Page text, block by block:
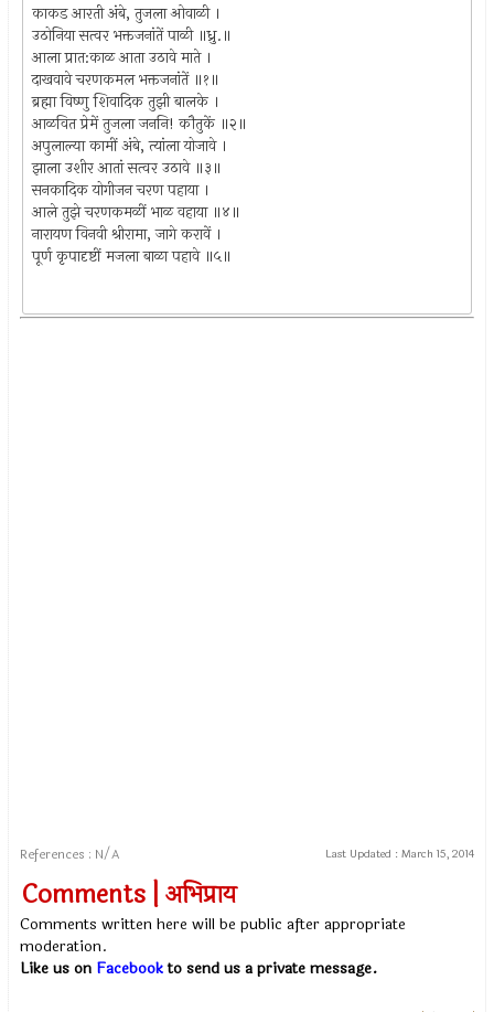
काकड आरती अंबे, तुजला ओवाळी ।
उठोनिया सत्वर भक्तजनांतें पाळी ॥ध्रु.॥
आला प्रात:काळ आता उठावे माते ।
दाखवावे चरणकमल भक्तजनांतें ॥१॥
ब्रह्मा विष्णु शिवादिक तुझी बालके ।
आळवित प्रेमें तुजला जननि! कौतुकें ॥२॥
अपुलाल्या कामीं अंबे, त्यांला योजावे ।
झाला उशीर आतां सत्वर उठावे ॥३॥
सनकादिक योगीजन चरण पहाया ।
आले तुझे चरणकमळीं भाळ वहाया ॥४॥
नारायण विनवी श्रीरामा, जागे करावें ।
पूर्ण कृपादृष्टीं मजला बाळा पहावे ॥५॥
References : N/A Last Updated : March 15, 2014
Comments | अभिप्राय
Comments written here will be public after appropriate
moderation.
Like us on Facebookto send us a private message.